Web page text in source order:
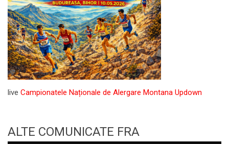
live Campionatele Naționale de Alergare Montana Updown
ALTE COMUNICATE FRA